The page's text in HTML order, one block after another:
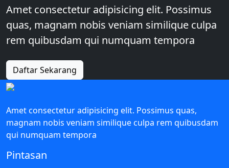
Amet consectetur adipisicing elit. Possimus
quas, magnam nobis veniam similique culpa
rem quibusdam qui numquam tempora
Daftar Sekarang
Amet consectetur adipisicing elit. Possimus quas,
magnam nobis veniam similique culpa rem quibusdam
qui numquam tempora
Pintasan